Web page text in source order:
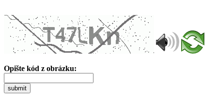
Opište kód z obrázku:
submit